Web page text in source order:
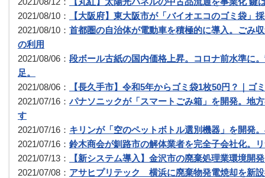
2021/08/10：
【大阪府】東大阪市が「バイオエコのゴミ袋」
2021/08/10： 首都圏の自治体が電動車を積極的に導入。ごみ
の利用
2021/08/06： 段ボール古紙の国内価格上昇。コロナ前水準に
足。
2021/08/06：
【長久手市】令和5年からゴミ袋1枚50円？｜ゴ
2021/07/16： パナソニックが「スマートごみ箱」を開発。地
す
2021/07/16： キリンが「空のペットボトル選別機器」を開発
2021/07/16： 鈴木商会が釧路市の解体業者を完全子会社化。
2021/07/13：
【新システム導入】金沢市の廃棄処理業環境
2021/07/08： アサヒプリテック 横浜に廃棄物発電焼却を新